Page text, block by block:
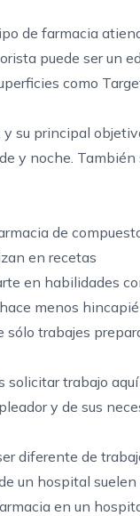
de farmacia
puede ser un
como
su principal
y noche. También
de
en recetas
en habilidades
menos
sólo trabajes
solicitar trabajo
y de sus
diferente de
un hospital suelen
en un